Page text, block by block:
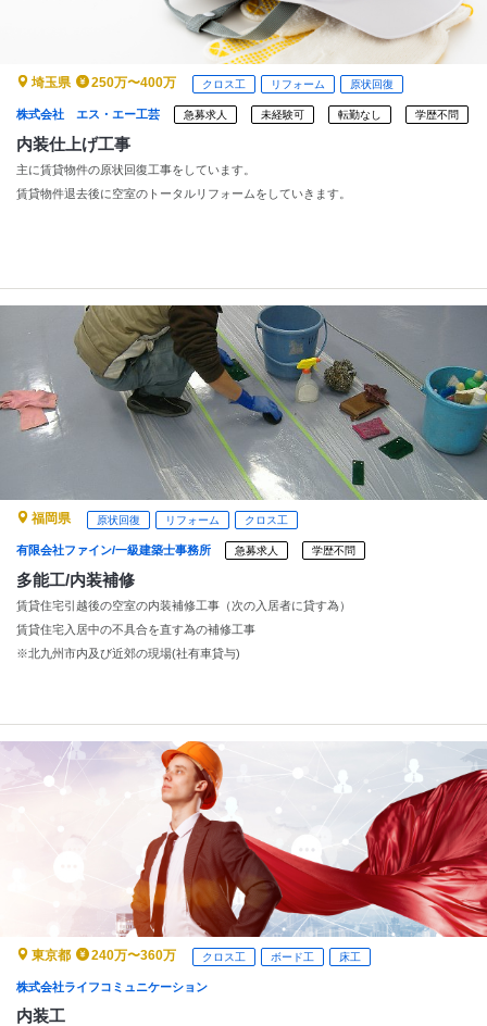
埼玉県 250万〜400万 クロス工 リフォーム 原状回復
株式会社 エス・エー工芸 急募求人 未経験可 転勤なし 学歴不問
内装仕上げ工事
主に賃貸物件の原状回復工事をしています。
賃貸物件退去後に空室のトータルリフォームをしていきます。
福岡県 原状回復 リフォーム クロス工
有限会社ファイン/一級建築士事務所 急募求人 学歴不問
多能工/内装補修
賃貸住宅引越後の空室の内装補修工事（次の入居者に貸す為）
賃貸住宅入居中の不具合を直す為の補修工事
※北九州市内及び近郊の現場(社有車貸与)
東京都 240万〜360万 クロス工 ボード工 床工
株式会社ライフコミュニケーション
内装工